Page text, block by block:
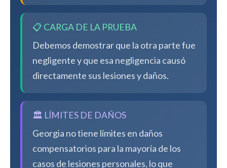
📋 CARGA DE LA PRUEBA
Debemos demostrar que la otra parte fue
negligente y que esa negligencia causó
directamente sus lesiones y daños.
🏛️ LÍMITES DE DAÑOS
Georgia no tiene límites en daños
compensatorios para la mayoría de los
casos de lesiones personales, lo que